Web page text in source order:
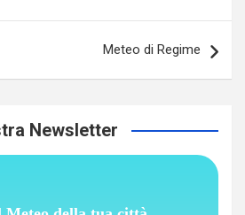
Meteo di Regime
Newsletter